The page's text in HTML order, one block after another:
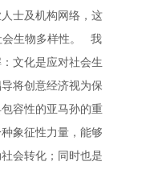
士及机构网络，这
会生物多样性。 我
文化是应对社会生
将创意经济视为保
容性的亚马孙的重
象征性力量，能够
会转化；同时也是